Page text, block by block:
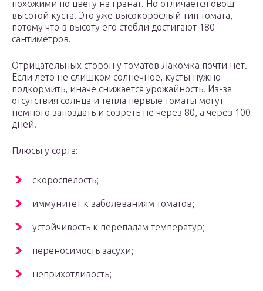
похожими по цвету на гранат. Но отличается овощ
высотой куста. Это уже высокорослый тип томата,
потому что в высоту его стебли достигают 180
сантиметров.
Отрицательных сторон у томатов Лакомка почти нет.
Если лето не слишком солнечное, кусты нужно
подкормить, иначе снижается урожайность. Из-за
отсутствия солнца и тепла первые томаты могут
немного запоздать и созреть не через 80, а через 100
дней.
Плюсы у сорта:
скороспелость;
иммунитет к заболеваниям томатов;
устойчивость к перепадам температур;
переносимость засухи;
неприхотливость;